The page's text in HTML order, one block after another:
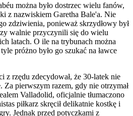
można było dostrzec wielu fanów,
z nazwiskiem Garetha Bale'a. Nie
zdziwienia, ponieważ skrzydłowy był
walnie przyczynili się do wielu
latach. O ile na trybunach można
próżno było go szukać na ławce
z rzędu zdecydował, że 30-latek nie
Za pierwszym razem, gdy nie otrzymał
Valladolid, oficjalnie tłumaczono
piłkarz skręcił delikatnie kostkę i
Jednak przed potyczkami z